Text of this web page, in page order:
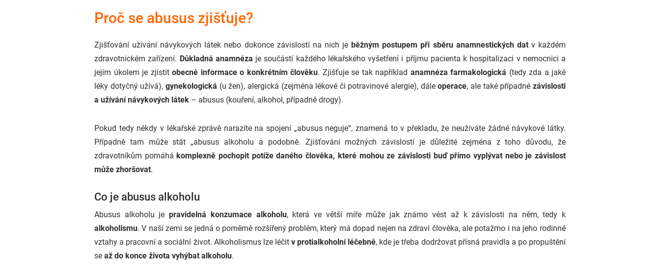
Proč se abusus zjišťuje?
Zjišťování užívání návykových látek nebo dokonce závislostí na nich jeběžným postupem při sběru anamnestických datv každém
zdravotnickém zařízení. Důkladná anamnéza je součástí každého lékařského vyšetření i příjmu pacienta k hospitalizaci v nemocnici a
jejím úkolem je zjistit obecné informace o konkrétním člověku. Zjišťuje se tak například anamnéza farmakologická (tedy zda a jaké
léky dotyčný užívá), gynekologická (u žen), alergická (zejména lékové či potravinové alergie), dáleoperace, ale také případné závislosti
a užívání návykových látek – abusus (kouření, alkohol, případně drogy).
Pokud tedy někdy v lékařské zprávě narazíte na spojení „abusus neguje“, znamená to v překladu, že neužíváte žádné návykové látky.
Případně tam může stát „abusus alkoholu a podobně. Zjišťování možných závislostí je důležité zejména z toho důvodu, že
zdravotníkům pomáhákomplexně pochopit potíže daného člověka, které mohou ze závislosti buď přímo vyplývat nebo je závislost
může zhoršovat.
Co je abusus alkoholu
Abusus alkoholu jepravidelná konzumace alkoholu, která ve větší míře může jak známo vést až k závislosti na něm, tedy k
alkoholismu. V naší zemi se jedná o poměrně rozšířený problém, který má dopad nejen na zdraví člověka, ale potažmo i na jeho rodinné
vztahy a pracovní a sociální život. Alkoholismus lze léčit v protialkoholní léčebně, kde je třeba dodržovat přísná pravidla a po propuštění
se až do konce života vyhýbat alkoholu.